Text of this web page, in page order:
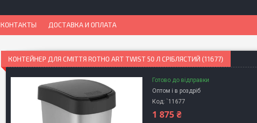
КОНТАКТЫ ДОСТАВКА И ОПЛАТА
КОНТЕЙНЕР ДЛЯ СМІТТЯ ROTHO ART TWIST 50 Л СРІБЛЯСТИЙ (11677)
Готово до відправки
Оптом і в роздріб
Код: `11677
1 875 ₴